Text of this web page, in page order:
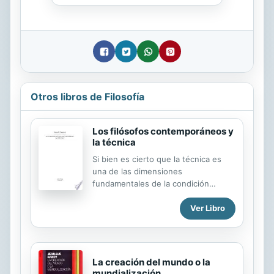
Otros libros de Filosofía
Los filósofos contemporáneos y
la técnica
Si bien es cierto que la técnica es
una de las dimensiones
fundamentales de la condición
humana, sólo contemporáneamente
ha adquirido el rango de
característica “epocal” por
técnica”. De ahí que la mayoría de los
principales filósofos de nuestro
tiempo le hayan prestado una muy
Ver Libro
La creación del mundo o la